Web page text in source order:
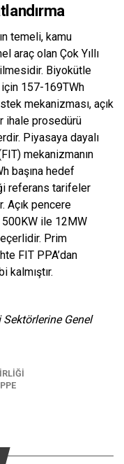
temeli, kamu
araç olan Çok Yıllı
Biyokütle
157-169TWh
mekanizması, açık
ihale prosedürü
Piyasaya dayalı
mekanizmanın
başına hedef
referans tarifeler
Açık pencere
500KW ile 12MW
Prim
FIT PPA’dan
kalmıştır.
Genel
PPE